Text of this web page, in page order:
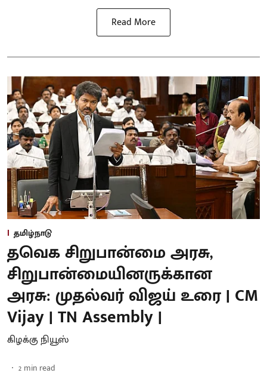
Read More
தமிழ்நாடு
தவெக சிறுபான்மை அரசு,
சிறுபான்மையினருக்கான
அரசு: முதல்வர் விஜய் உரை | CM
Vijay | TN Assembly |
கிழக்கு நியூஸ்
2 min read